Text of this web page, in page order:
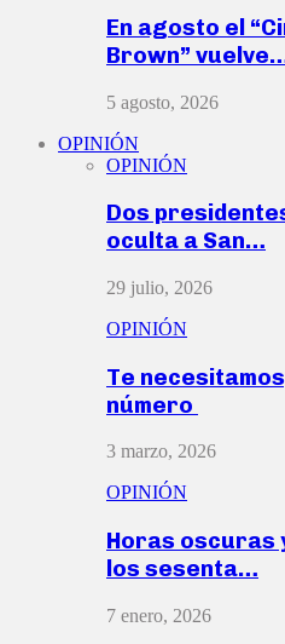
En agosto el
Brown”
5 agosto, 2026
OPINIÓN
OPINIÓN
Dos
oculta a San…
29 julio, 2026
OPINIÓN
Te
número
3 marzo, 2026
OPINIÓN
Horas oscuras
los sesenta…
7 enero, 2026